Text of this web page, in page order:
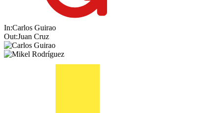
In:Carlos Guirao
Out:Juan Cruz